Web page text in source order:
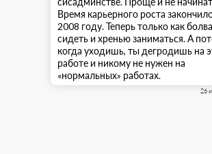
Время карьерного роста
2008 году. Теперь только как
сидеть и хренью заниматься. А
когда уходишь, ты дегродишь на
работе и никому не нужен на
«нормальных» работах.
26